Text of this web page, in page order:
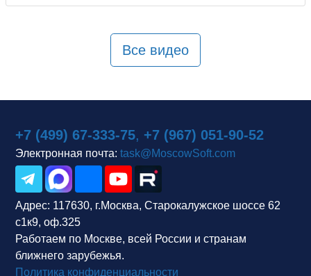
Все видео
+7 (499) 67-333-75, +7 (967) 051-90-52
Электронная почта: task@MoscowSoft.com
Адрес: 117630, г.Москва, Старокалужское шоссе 62
с1к9, оф.325
Работаем по Москве, всей России и странам
ближнего зарубежья.
Политика конфиденциальности